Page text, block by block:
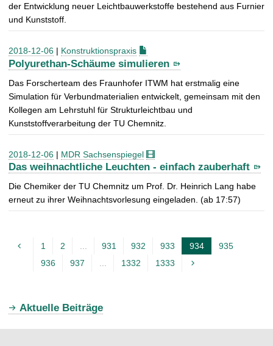
der Entwicklung neuer Leichtbauwerkstoffe bestehend aus Furnier
und Kunststoff.
2018-12-06 | Konstruktionspraxis
Polyurethan-Schäume simulieren
Das Forscherteam des Fraunhofer ITWM hat erstmalig eine
Simulation für Verbundmaterialien entwickelt, gemeinsam mit den
Kollegen am Lehrstuhl für Strukturleichtbau und
Kunststoffverarbeitung der TU Chemnitz.
2018-12-06 | MDR Sachsenspiegel
Das weihnachtliche Leuchten - einfach zauberhaft
Die Chemiker der TU Chemnitz um Prof. Dr. Heinrich Lang habe
erneut zu ihrer Weihnachtsvorlesung eingeladen. (ab 17:57)
1 2 ... 931 932 933 934
l
935
936
937 ... 1332 1333
Aktuelle Beiträge